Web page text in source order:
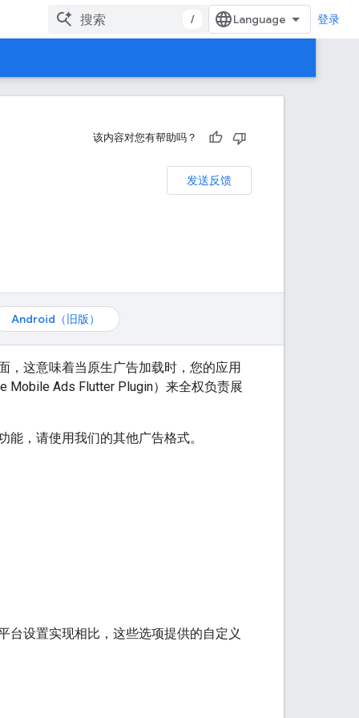
/ 登录
该内容对您有帮助吗？
发送反馈
Android（旧版）
，这意味着当原生广告加载时，您的应用
Mobile Ads Flutter Plugin）来全权负责展
，请使用我们的其他广告格式。
台设置实现相比，这些选项提供的自定义